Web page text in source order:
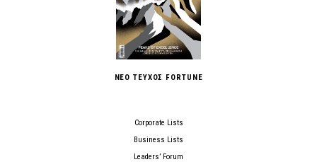
ΝΕΟ ΤΕΥΧΟΣ FORTUNE
Corporate Lists
Business Lists
Leaders’ Forum